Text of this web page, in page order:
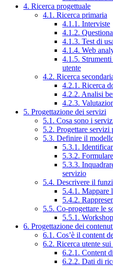
4. Ricerca progettuale
4.1. Ricerca primaria
4.1.1. Interviste
4.1.2.
4.1.3. Test di
4.1.4. Web
4.1.5. Strumenti
utente
4.2. Ricerca
4.2.1. Ricerca
4.2.2. Analisi
4.2.3.
5. Progettazione dei servizi
5.1. Cosa sono i
5.2. Progettare
5.3. Definire il
5.3.1.
5.3.2.
5.3.3.
servizio
5.4. Descrivere il
5.4.1. Mappare
5.4.2.
5.5. Co-progettare le
5.5.1.
6. Progettazione dei
6.1. Cos’è il content
6.2. Ricerca utente
6.2.1. Content
6.2.2. Dati di